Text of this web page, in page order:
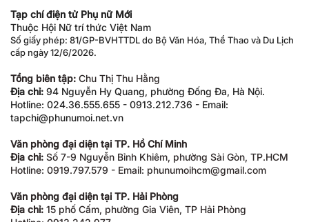
Tạp chí điện tử Phụ nữ Mới
Thuộc Hội Nữ trí thức Việt Nam
Số giấy phép: 81/GP-BVHTTDL do Bộ Văn Hóa, Thể Thao và Du Lịch
cấp ngày 12/6/2026.
Tổng biên tập: Chu Thị Thu Hằng
Địa chỉ: 94 Nguyễn Hy Quang, phường Đống Đa, Hà Nội.
Hotline: 024.36.555.655 - 0913.212.736 - Email:
tapchi@phunumoi.net.vn
Văn phòng đại diện tại TP. Hồ Chí Minh
Địa chỉ: Số 7-9 Nguyễn Bỉnh Khiêm, phường Sài Gòn, TP.HCM
Hotline: 0919.797.579 - Email: phunumoihcm@gmail.com
Văn phòng đại diện tại TP. Hải Phòng
Địa chỉ: 15 phố Cấm, phường Gia Viên, TP Hải Phòng